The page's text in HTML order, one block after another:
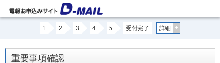
1 2 3 4 5 受付完了 詳細 +
重要事項確認